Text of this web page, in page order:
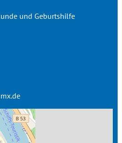
und Geburtshilfe